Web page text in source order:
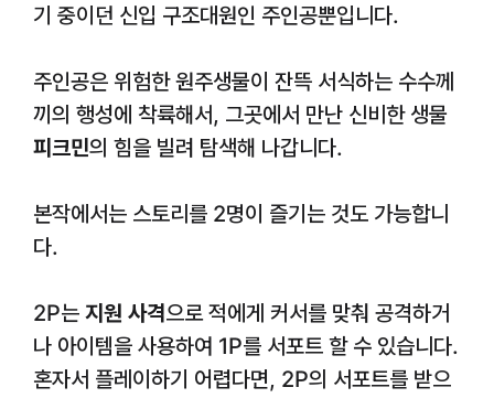
기 중이던 신입 구조대원인 주인공뿐입니다.
주인공은 위험한 원주생물이 잔뜩 서식하는 수수께
끼의 행성에 착륙해서, 그곳에서 만난 신비한 생물
피크민의 힘을 빌려 탐색해 나갑니다.
본작에서는 스토리를 2명이 즐기는 것도 가능합니
다.
2P는 지원 사격으로 적에게 커서를 맞춰 공격하거
나 아이템을 사용하여 1P를 서포트 할 수 있습니다.
혼자서 플레이하기 어렵다면, 2P의 서포트를 받으